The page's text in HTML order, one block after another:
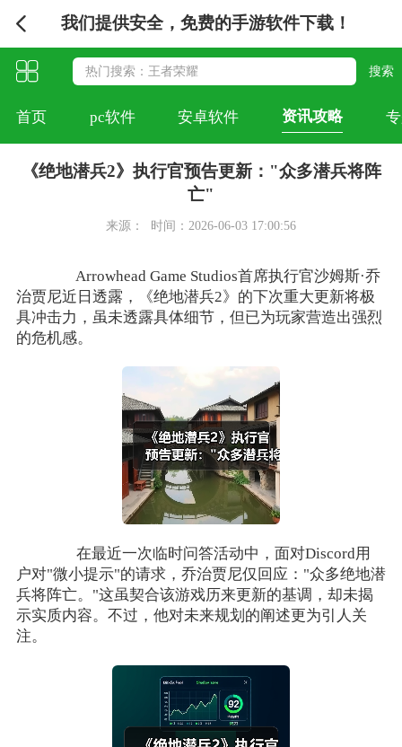
我们提供安全，免费的手游软件下载！
首页 pc软件 安卓软件 资讯攻略
《绝地潜兵2》执行官预告更新："众多潜兵将阵
亡"
来源： 时间：2026-06-03 17:00:56
Arrowhead Game Studios首席执行官沙姆斯·乔
治贾尼近日透露，《绝地潜兵2》的下次重大更新将极
具冲击力，虽未透露具体细节，但已为玩家营造出强烈
的危机感。
在最近一次临时问答活动中，面对Discord用
户对"微小提示"的请求，乔治贾尼仅回应："众多绝地潜
兵将阵亡。"这虽契合该游戏历来更新的基调，却未揭
示实质内容。不过，他对未来规划的阐述更为引人关
注。